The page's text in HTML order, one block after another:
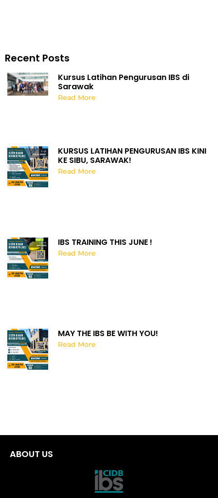
Recent Posts
Kursus Latihan Pengurusan IBS di
Sarawak
Read More
KURSUS LATIHAN PENGURUSAN IBS KINI
KE SIBU, SARAWAK!
Read More
IBS TRAINING THIS JUNE !
Read More
MAY THE IBS BE WITH YOU!
Read More
ABOUT US